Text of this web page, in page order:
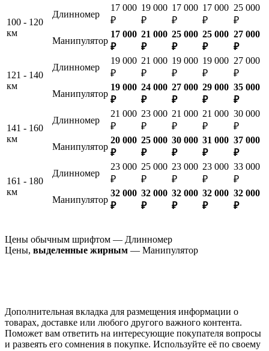
100 - 120
км
Длинномер
17 000
₽
19 000
₽
17 000
₽
17 000
₽
25 000
₽
Манипулятор
17 000
₽
21 000
₽
25 000
₽
25 000
₽
27 000
₽
121 - 140
км
Длинномер
19 000
₽
21 000
₽
19 000
₽
19 000
₽
27 000
₽
Манипулятор
19 000
₽
24 000
₽
27 000
₽
29 000
₽
35 000
₽
141 - 160
км
Длинномер
21 000
₽
23 000
₽
21 000
₽
21 000
₽
30 000
₽
Манипулятор
20 000
₽
25 000
₽
30 000
₽
31 000
₽
37 000
₽
161 - 180
км
Длинномер
23 000
₽
25 000
₽
23 000
₽
23 000
₽
33 000
₽
Манипулятор
32 000
₽
32 000
₽
32 000
₽
32 000
₽
32 000
₽
Цены обычным шрифтом — Длинномер
Цены, выделенные жирным — Манипулятор
Дополнительная вкладка для размещения информации о
товарах, доставке или любого другого важного контента.
Поможет вам ответить на интересующие покупателя вопросы
и развеять его сомнения в покупке. Используйте её по своему